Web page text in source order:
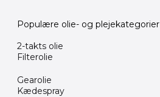
Populære olie- og plejekategorier
2-takts olie
Filterolie
Gearolie
Kædespray